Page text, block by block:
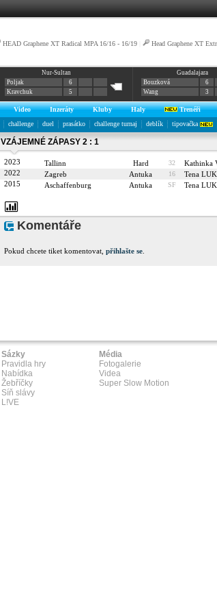
HEAD Graphene XT Radical MPA 16/16 - 16/19 Head Graphene XT
Nur-Sultan
Poljak
6
Kravchuk
5
Guadalajara
Bouzková
6
Wang
3
Video Inzeráty Kluby Haly
Trenéři
challenge duel prasátko challenge turnaj deblík tipovačka
VZÁJEMNÉ ZÁPASY 2 : 1
2023 Tallinn Hard 32 Kathinka
2022
Zagreb Antuka 16 Tena
2015
Aschaffenburg Antuka SF Tena
Komentáře
Pokud chcete tiket komentovat, přihlašte se
Sázky
Pravidla hry
Nabídka
Žebříčky
Síň slávy
L!VE
Média
Fotogalerie
Videa
Super Slow Motion